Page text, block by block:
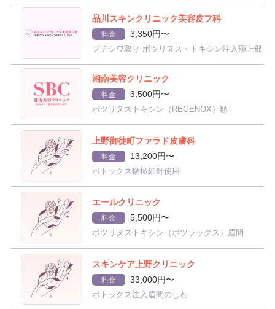
品川スキンクリニック美容皮フ科
料金 3,350円〜
プチシワ取り ボツリヌス・トキシン注入額上部
湘南美容クリニック
料金 3,500円〜
ボツリヌストキシン（REGENOX）額
上野御徒町ファラド皮膚科
料金 13,200円〜
ボトックス額極細針使用
エールクリニック
料金 5,500円〜
ボツリヌストキシン（ボツラックス）眉間
スキンケア上野クリニック
料金 33,000円〜
ボトックス注入眉間のしわ